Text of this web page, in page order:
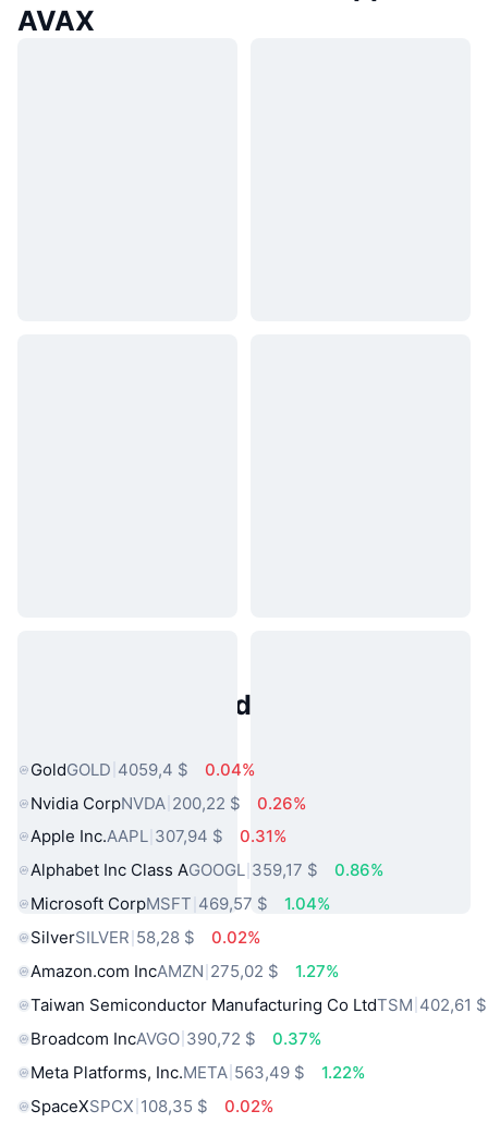
AVAX
Activos del Mundo Real
GoldGOLD 4059,4 $
0.04%
Nvidia CorpNVDA 200,22 $
0.26%
Apple Inc.AAPL 307,94 $
0.31%
Alphabet Inc Class AGOOGL 359,17 $
0.86%
Microsoft CorpMSFT 469,57 $
1.04%
SilverSILVER 58,28 $
0.02%
Amazon.com IncAMZN 275,02 $
1.27%
Taiwan Semiconductor Manufacturing Co LtdTSM 402,61 $
Broadcom IncAVGO 390,72 $
0.37%
Meta Platforms, Inc.META 563,49 $
1.22%
SpaceXSPCX 108,35 $ 0.02%